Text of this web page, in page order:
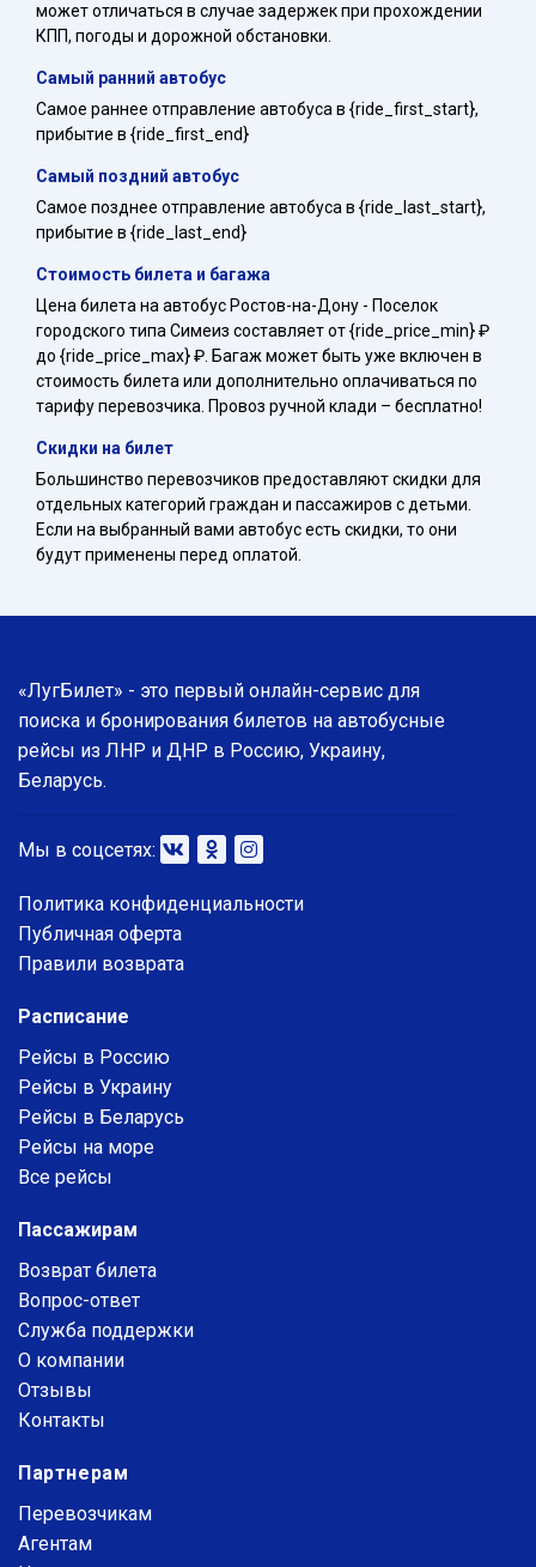
может отличаться в случае задержек при прохождении
КПП, погоды и дорожной обстановки.
Самый ранний автобус
Самое раннее отправление автобуса в {ride_first_start},
прибытие в {ride_first_end}
Самый поздний автобус
Самое позднее отправление автобуса в {ride_last_start},
прибытие в {ride_last_end}
Стоимость билета и багажа
Цена билета на автобус Ростов-на-Дону - Поселок
городского типа Симеиз составляет от {ride_price_min} ₽
до {ride_price_max} ₽. Багаж может быть уже включен в
стоимость билета или дополнительно оплачиваться по
тарифу перевозчика. Провоз ручной клади – бесплатно!
Скидки на билет
Большинство перевозчиков предоставляют скидки для
отдельных категорий граждан и пассажиров с детьми.
Если на выбранный вами автобус есть скидки, то они
будут применены перед оплатой.
«ЛугБилет» - это первый онлайн-сервис для
поиска и бронирования билетов на автобусные
рейсы из ЛНР и ДНР в Россию, Украину,
Беларусь.
Мы в соцсетях:
Политика конфиденциальности
Публичная оферта
Правили возврата
Расписание
Рейсы в Россию
Рейсы в Украину
Рейсы в Беларусь
Рейсы на море
Все рейсы
Пассажирам
Возврат билета
Вопрос-ответ
Служба поддержки
О компании
Отзывы
Контакты
Партнерам
Перевозчикам
Агентам